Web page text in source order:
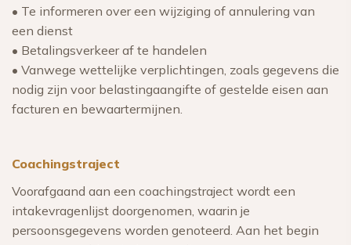
• Te informeren over een wijziging of annulering van
een dienst
• Betalingsverkeer af te handelen
• Vanwege wettelijke verplichtingen, zoals gegevens die
nodig zijn voor belastingaangifte of gestelde eisen aan
facturen en bewaartermijnen.
Coachingstraject
Voorafgaand aan een coachingstraject wordt een
intakevragenlijst doorgenomen, waarin je
persoonsgegevens worden genoteerd. Aan het begin